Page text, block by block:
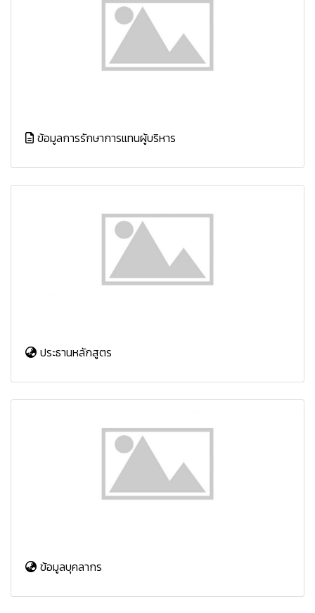
ข้อมูลการรักษาการแทนผู้บริหาร
ประธานหลักสูตร
ข้อมูลบุคลากร